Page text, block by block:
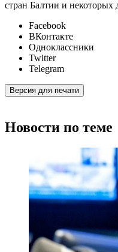
стран Балтии и некоторых
Facebook
ВКонтакте
Одноклассники
Twitter
Telegram
Версия для печати
Новости по теме